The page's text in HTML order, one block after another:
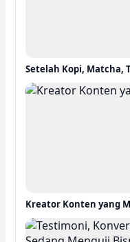
Setelah Kopi, Matcha,
Kreator Konten yang